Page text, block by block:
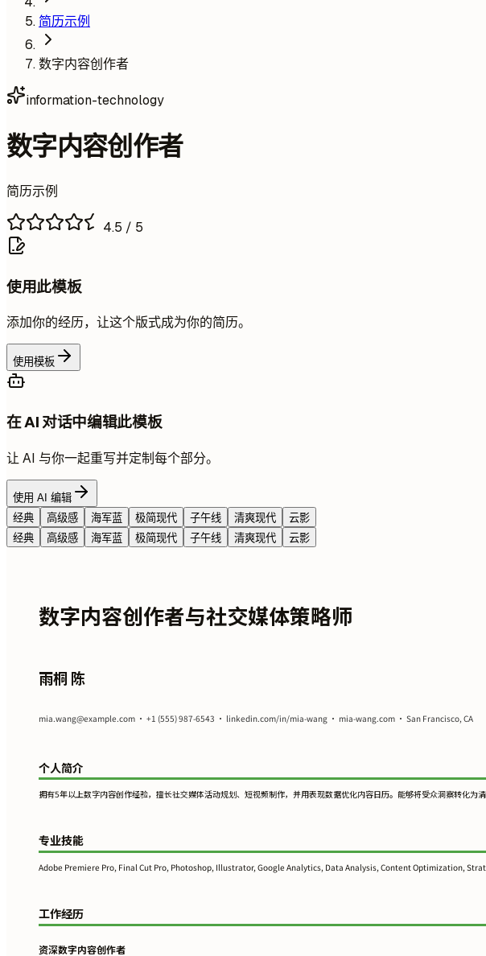
简历示例
数字内容创作者
information-technology
数字内容创作者
简历示例
4.5 / 5
使用此模板
添加你的经历，让这个版式成为你的简历。
使用模板
在 AI 对话中编辑此模板
让 AI 与你一起重写并定制每个部分。
使用 AI 编辑
经典
高级感 海军蓝 极简现代 子午线 清爽现代
云影
经典
高级感 海军蓝 极简现代 子午线 清爽现代 云影
数字内容创作者与社交媒体策略师
雨桐 陈
mia.wang@example.com • +1 (555) 987-6543 • linkedin.com/in/mia-wang • mia-wang.com • San Francisco, CA
个人简介
拥有5年以上数字内容创作经验，擅长社交媒体活动规划、短视频制作，并用表现数据优化内容日历。能够将受众洞察转化
专业技能
Adobe Premiere Pro, Final Cut Pro, Photoshop, Illustrator, Google Analytics, Data Analysis, Content Optimization,
工作经历
资深数字内容创作者